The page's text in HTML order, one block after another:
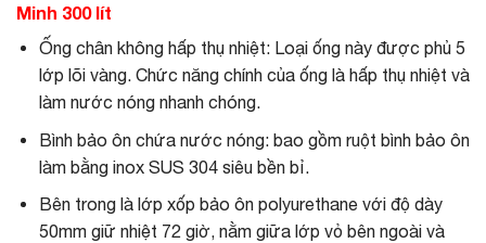
Minh 300 lít
Ống chân không hấp thụ nhiệt: Loại ống này được phủ 5
lớp lõi vàng. Chức năng chính của ống là hấp thụ nhiệt và
làm nước nóng nhanh chóng.
Bình bảo ôn chứa nước nóng: bao gồm ruột bình bảo ôn
làm bằng inox SUS 304 siêu bền bỉ.
Bên trong là lớp xốp bảo ôn polyurethane với độ dày
50mm giữ nhiệt 72 giờ, nằm giữa lớp vỏ bên ngoài và